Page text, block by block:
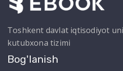
Toshkent davlat iqtisodiyot
kutubxona tizimi
Bog'lanish